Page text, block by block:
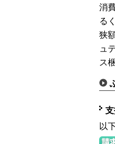
消
る
狭
ュ
ス
以